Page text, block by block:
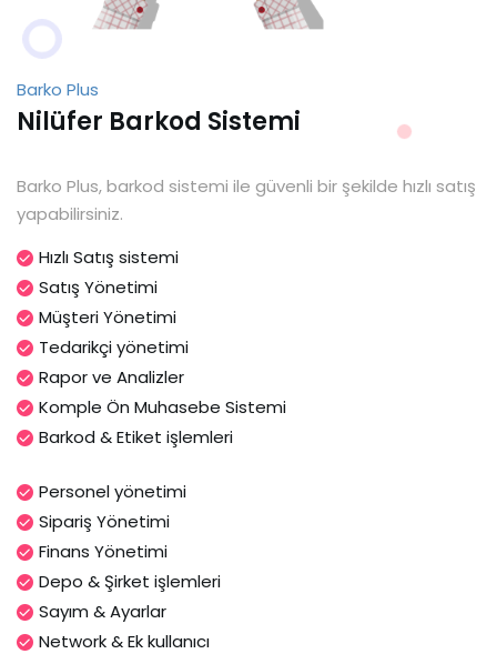
Barko Plus
Nilüfer Barkod Sistemi
Barko Plus, barkod sistemi ile güvenli bir şekilde hızlı satış
yapabilirsiniz.
Hızlı Satış sistemi
Satış Yönetimi
Müşteri Yönetimi
Tedarikçi yönetimi
Rapor ve Analizler
Komple Ön Muhasebe Sistemi
Barkod & Etiket işlemleri
Personel yönetimi
Sipariş Yönetimi
Finans Yönetimi
Depo & Şirket işlemleri
Sayım & Ayarlar
Network & Ek kullanıcı